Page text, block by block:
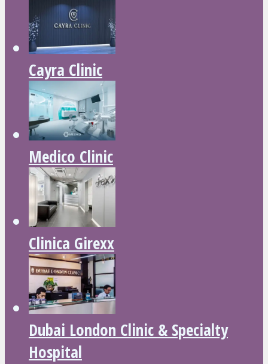
Cayra Clinic
Medico Clinic
Clinica Girexx
Dubai London Clinic & Specialty
Hospital